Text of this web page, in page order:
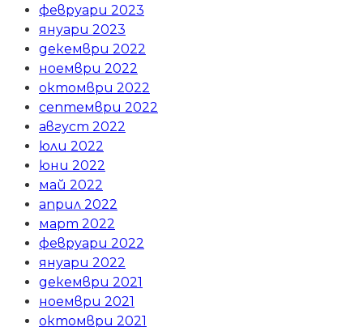
февруари 2023
януари 2023
декември 2022
ноември 2022
октомври 2022
септември 2022
август 2022
юли 2022
юни 2022
май 2022
април 2022
март 2022
февруари 2022
януари 2022
декември 2021
ноември 2021
октомври 2021